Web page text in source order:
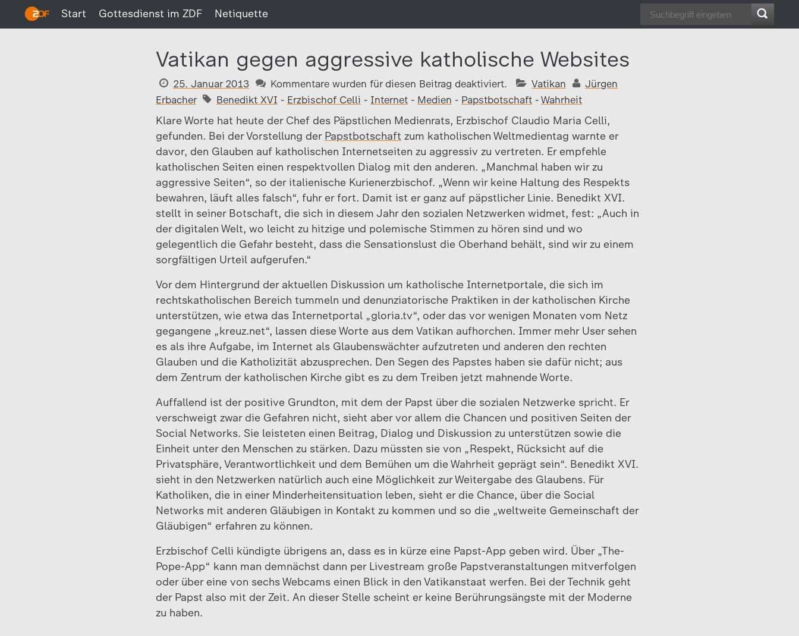
Start Gottesdienst im ZDF Netiquette
Vatikan gegen aggressive katholische Websites
25. Januar 2013 Kommentare wurden für diesen Beitrag deaktiviert. Vatikan
Jürgen
Erbacher
Benedikt XVI - Erzbischof Celli - Internet - Medien - Papstbotschaft - Wahrheit
Klare Worte hat heute der Chef des Päpstlichen Medienrats, Erzbischof Claudio Maria Celli,
gefunden. Bei der Vorstellung der Papstbotschaft zum katholischen Weltmedientag warnte er
davor, den Glauben auf katholischen Internetseiten zu aggressiv zu vertreten. Er empfehle
katholischen Seiten einen respektvollen Dialog mit den anderen. „Manchmal haben wir zu
aggressive Seiten“, so der italienische Kurienerzbischof. „Wenn wir keine Haltung des Respekts
bewahren, läuft alles falsch“, fuhr er fort. Damit ist er ganz auf päpstlicher Linie. Benedikt XVI.
stellt in seiner Botschaft, die sich in diesem Jahr den sozialen Netzwerken widmet, fest: „Auch in
der digitalen Welt, wo leicht zu hitzige und polemische Stimmen zu hören sind und wo
gelegentlich die Gefahr besteht, dass die Sensationslust die Oberhand behält, sind wir zu einem
sorgfältigen Urteil aufgerufen.“
Vor dem Hintergrund der aktuellen Diskussion um katholische Internetportale, die sich im
rechtskatholischen Bereich tummeln und denunziatorische Praktiken in der katholischen Kirche
unterstützen, wie etwa das Internetportal „gloria.tv“, oder das vor wenigen Monaten vom Netz
gegangene „kreuz.net“, lassen diese Worte aus dem Vatikan aufhorchen. Immer mehr User sehen
es als ihre Aufgabe, im Internet als Glaubenswächter aufzutreten und anderen den rechten
Glauben und die Katholizität abzusprechen. Den Segen des Papstes haben sie dafür nicht; aus
dem Zentrum der katholischen Kirche gibt es zu dem Treiben jetzt mahnende Worte.
Auffallend ist der positive Grundton, mit dem der Papst über die sozialen Netzwerke spricht. Er
verschweigt zwar die Gefahren nicht, sieht aber vor allem die Chancen und positiven Seiten der
Social Networks. Sie leisteten einen Beitrag, Dialog und Diskussion zu unterstützen sowie die
Einheit unter den Menschen zu stärken. Dazu müssten sie von „Respekt, Rücksicht auf die
Privatsphäre, Verantwortlichkeit und dem Bemühen um die Wahrheit geprägt sein“. Benedikt XVI.
sieht in den Netzwerken natürlich auch eine Möglichkeit zur Weitergabe des Glaubens. Für
Katholiken, die in einer Minderheitensituation leben, sieht er die Chance, über die Social
Networks mit anderen Gläubigen in Kontakt zu kommen und so die „weltweite Gemeinschaft der
Gläubigen“ erfahren zu können.
Erzbischof Celli kündigte übrigens an, dass es in kürze eine Papst-App geben wird. Über „The-
Pope-App“ kann man demnächst dann per Livestream große Papstveranstaltungen mitverfolgen
oder über eine von sechs Webcams einen Blick in den Vatikanstaat werfen. Bei der Technik geht
der Papst also mit der Zeit. An dieser Stelle scheint er keine Berührungsängste mit der Moderne
zu haben.